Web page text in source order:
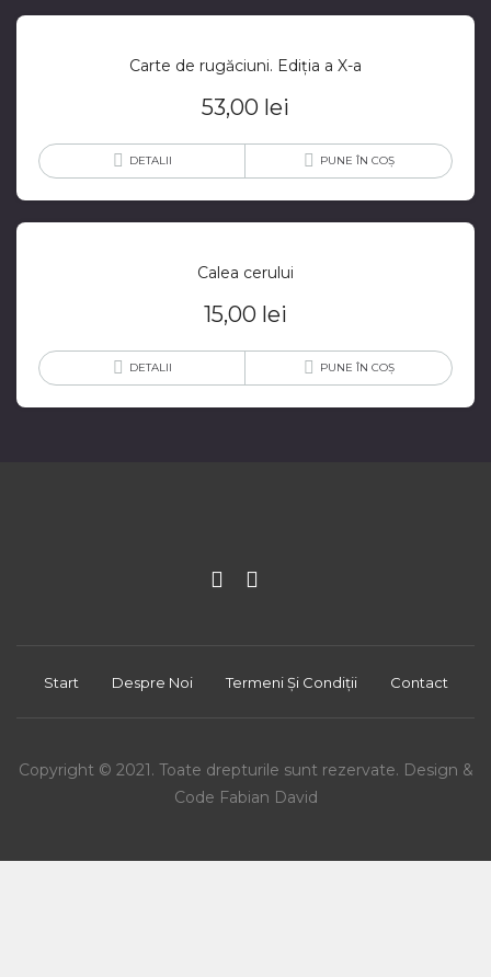
Carte de rugăciuni. Ediţia a X-a
53,00 lei
DETALII PUNE ÎN COȘ
Calea cerului
15,00 lei
DETALII PUNE ÎN COȘ
Start Despre Noi Termeni Și Condiții Contact
Copyright © 2021. Toate drepturile sunt rezervate. Design &
Code Fabian David